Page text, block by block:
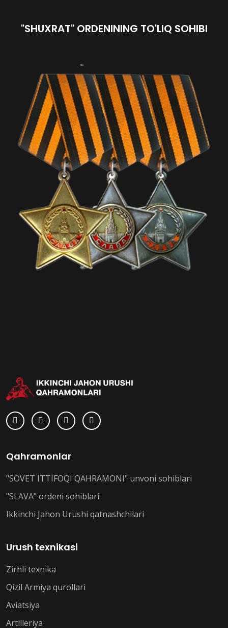
"SHUXRAT" ORDENINING TO'LIQ SOHIBI
Qahramonlar
"SOVET ITTIFOQI QAHRAMONI" unvoni sohiblari
"SLAVA" ordeni sohiblari
Ikkinchi Jahon Urushi qatnashchilari
Urush texnikasi
Zirhli texnika
Qizil Armiya qurollari
Aviatsiya
Artilleriya